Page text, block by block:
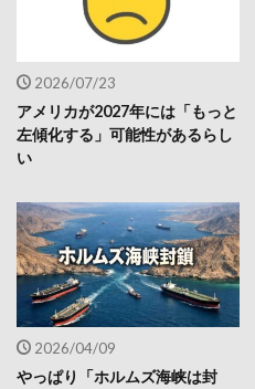
2026/07/23
アメリカが2027年には「もっと
左傾化する」可能性があるらし
い
2026/04/09
やっぱり「ホルムズ海峡は封